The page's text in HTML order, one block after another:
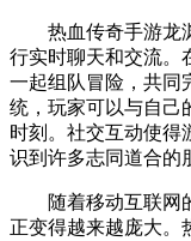
热血传奇手游龙渊
行实时聊天和交流。
一起组队冒险，共同
统，玩家可以与自己
时刻。社交互动使得
识到许多志同道合的
随着移动互联网的
正变得越来越庞大。